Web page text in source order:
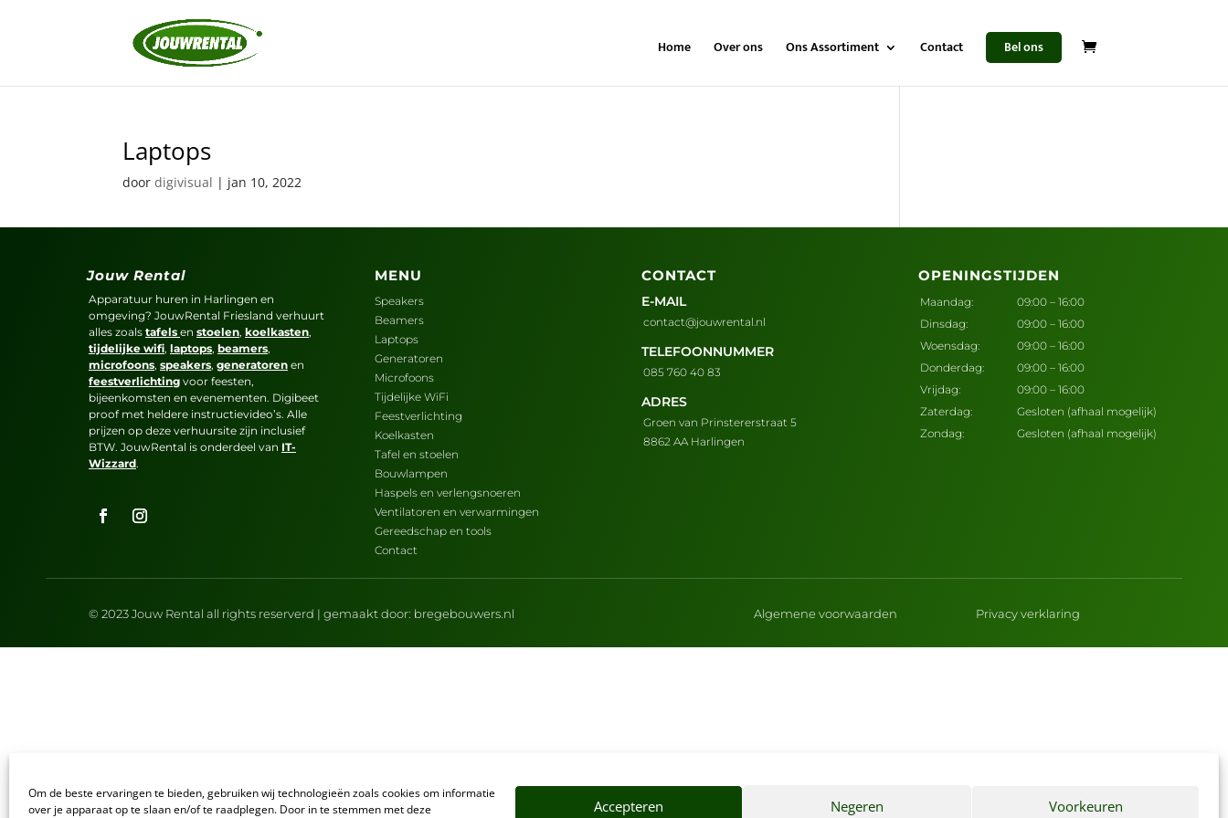
Om de beste ervaringen te bieden, gebruiken wij technologieën zoals cookies om informatie
over je apparaat op te slaan en/of te raadplegen. Door in te stemmen met deze
Accepteren Negeren Voorkeuren
Home Over ons Ons Assortiment Contact Bel ons
Laptops
doordigivisual | jan 10, 2022
Jouw Rental
Apparatuur huren in Harlingen en
omgeving? JouwRental Friesland verhuurt
alles zoals tafels en stoelen, koelkasten,
tijdelijke wifi, laptops, beamers,
microfoons, speakers, generatoren en
feestverlichting voor feesten,
bijeenkomsten en evenementen. Digibeet
proof met heldere instructievideo’s. Alle
prijzen op deze verhuursite zijn inclusief
BTW. JouwRental is onderdeel van IT-
Wizzard.
MENU
Speakers
Beamers
Laptops
Generatoren
Microfoons
Tijdelijke WiFi
Feestverlichting
Koelkasten
Tafel en stoelen
Bouwlampen
Haspels en verlengsnoeren
Ventilatoren en verwarmingen
Gereedschap en tools
Contact
CONTACT
E-MAIL
contact@jouwrental.nl
TELEFOONNUMMER
085 760 40 83
ADRES
Groen van Prinstererstraat 5
8862 AA Harlingen
OPENINGSTIJDEN
Maandag:
09:00 – 16:00
Dinsdag:
09:00 – 16:00
Woensdag:
09:00 – 16:00
Donderdag:
09:00 – 16:00
Vrijdag:
09:00 – 16:00
Zaterdag:
Gesloten (afhaal mogelijk)
Zondag:
Gesloten (afhaal mogelijk)
© 2023 Jouw Rental all rights reserverd | gemaakt door: bregebouwers.nl Algemene voorwaarden Privacy verklaring